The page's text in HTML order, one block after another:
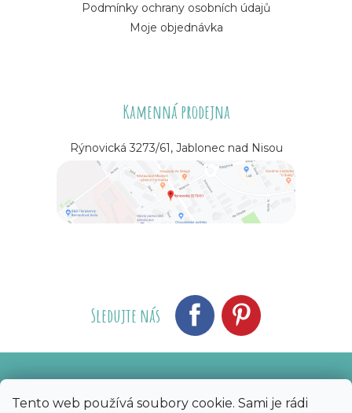
Tento web používá soubory cookie. Sami je rádi
Podmínky ochrany osobních údajů
Moje objednávka
Kamenná prodejna
Rýnovická 3273/61, Jablonec nad Nisou
Sledujte nás